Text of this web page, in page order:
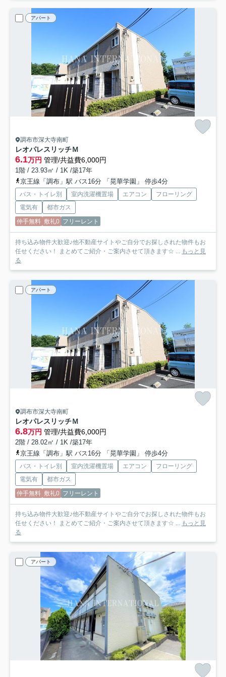
アパート
調布市深大寺南町
レオパレスリッチＭ
6.1万円 管理/共益費6,000円
1階 / 23.93㎡ / 1K /築17年
京王線「調布」駅 バス16分 「晃華学園」 停歩4分
バス・トイレ別 室内洗濯機置場 エアコン
フローリング
電気有
都市ガス
仲手無料 敷礼0 フリーレント
持ち込み物件大歓迎♪他不動産サイトやご自分でお探しされた物件もお
任せください！ まとめてご紹介・ご案内させて頂きます☆ ...
もっと見
る
アパート
調布市深大寺南町
レオパレスリッチＭ
6.8万円 管理/共益費6,000円
2階 / 28.02㎡ / 1K /築17年
京王線「調布」駅 バス16分 「晃華学園」 停歩4分
バス・トイレ別 室内洗濯機置場 エアコン
フローリング
電気有
都市ガス
仲手無料 敷礼0 フリーレント
持ち込み物件大歓迎♪他不動産サイトやご自分でお探しされた物件もお
任せください！ まとめてご紹介・ご案内させて頂きます☆ ...
もっと見
る
アパート